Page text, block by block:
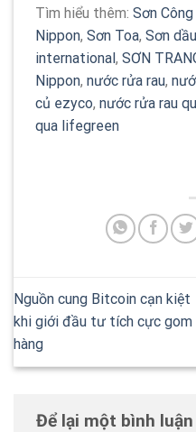
Tìm hiểu thêm: Sơn
Nippon, Sơn Toa, Sơn
international, SƠN
Nippon, nước rửa rau,
củ ezyco, nước rửa rau
qua lifegreen
Nguồn cung Bitcoin cạn kiệt
khi giới đầu tư tích cực gom
hàng
Để lại một bình luận